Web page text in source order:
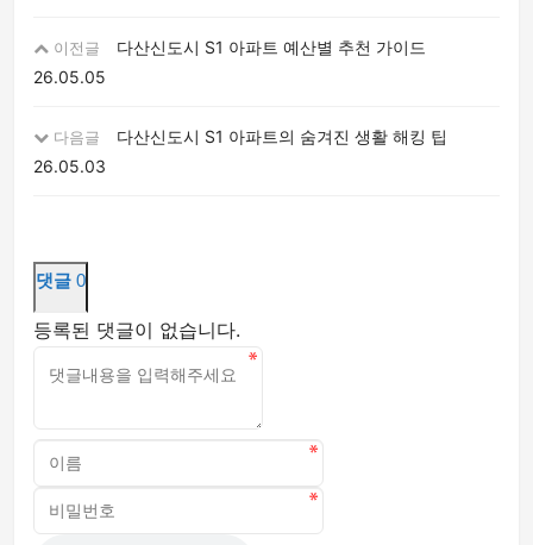
이전글
다산신도시 S1 아파트 예산별 추천 가이드
26.05.05
다음글
다산신도시 S1 아파트의 숨겨진 생활 해킹 팁
26.05.03
댓글 0
등록된 댓글이 없습니다.